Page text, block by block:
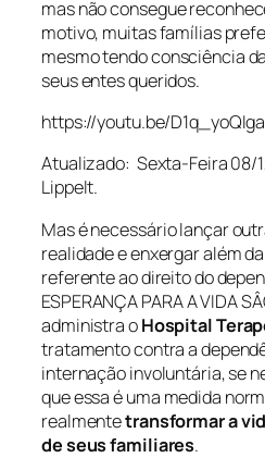
mas não consegue
motivo, muitas famílias
mesmo tendo consciência
seus entes queridos.
https://youtu.be/
Atualizado: Sexta-Feira 08/
Lippelt.
Mas é necessário lançar
realidade e enxergar além
referente ao direito do
ESPERANÇA PARA A VIDA
administra oHospital
tratamento contra a
internação involuntária, se
que essa é uma medida
realmentetransformar a
de seus familiares.